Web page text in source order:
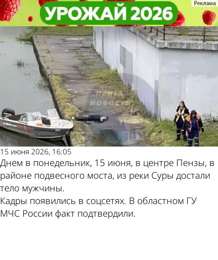
Около подвесного моста из
Суры достали тело мужчины
Происшествия
15 июня 2026, 16:05
Днем в понедельник, 15 июня, в центре Пензы, в
районе подвесного моста, из реки Суры достали
тело мужчины.
Кадры появились в соцсетях. В областном ГУ
МЧС России факт подтвердили.
Около подвесного моста из
Суры достали тело мужчины
Происшествия
Другие новости по
теме
Погода и курсы валют
в Пензе